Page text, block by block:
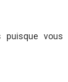
puisque vous